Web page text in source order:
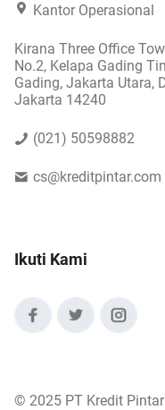
Kantor Operasional
Kirana Three Office
No.2, Kelapa Gading
Gading, Jakarta Utara,
Jakarta 14240
(021) 50598882
cs@kreditpintar.com
Ikuti Kami
© 2025 PT Kredit